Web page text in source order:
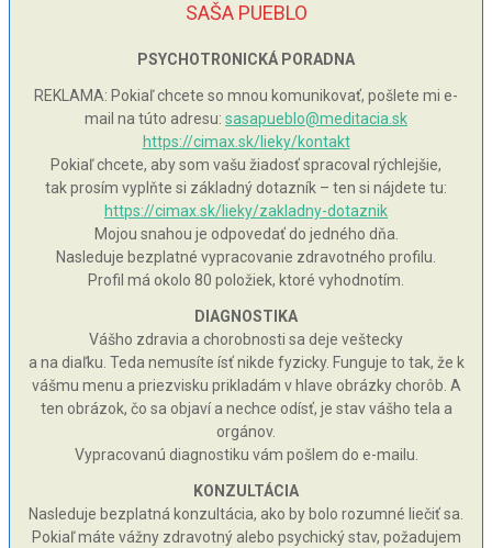
SAŠA PUEBLO
PSYCHOTRONICKÁ PORADNA
REKLAMA: Pokiaľ chcete so mnou komunikovať, pošlete mi e-
mail na túto adresu: sasapueblo@meditacia.sk
https://cimax.sk/lieky/kontakt
Pokiaľ chcete, aby som vašu žiadosť spracoval rýchlejšie,
tak prosím vyplňte si základný dotazník – ten si nájdete tu:
https://cimax.sk/lieky/zakladny-dotaznik
Mojou snahou je odpovedať do jedného dňa.
Nasleduje bezplatné vypracovanie zdravotného profilu.
Profil má okolo 80 položiek, ktoré vyhodnotím.
DIAGNOSTIKA
Vášho zdravia a chorobnosti sa deje veštecky
a na diaľku. Teda nemusíte ísť nikde fyzicky. Funguje to tak, že k
vášmu menu a priezvisku prikladám v hlave obrázky chorôb. A
ten obrázok, čo sa objaví a nechce odísť, je stav vášho tela a
orgánov.
Vypracovanú diagnostiku vám pošlem do e-mailu.
KONZULTÁCIA
Nasleduje bezplatná konzultácia, ako by bolo rozumné liečiť sa.
Pokiaľ máte vážny zdravotný alebo psychický stav, požadujem